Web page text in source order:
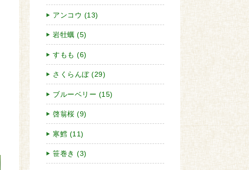
アンコウ (13)
岩牡蠣 (5)
すもも (6)
さくらんぼ (29)
ブルーベリー (15)
啓翁桜 (9)
寒鱈 (11)
笹巻き (3)